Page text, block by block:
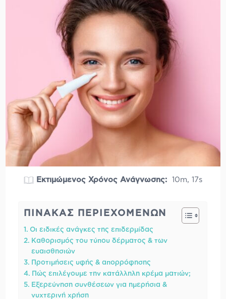
Εκτιμώμενος Χρόνος Ανάγνωσης: 10m, 17s
ΠΊΝΑΚΑΣ ΠΕΡΙΕΧΟΜΈΝΩΝ
Οι ειδικές ανάγκες της επιδερμίδας
Καθορισμός του τύπου δέρματος & των
ευαισθησιών
Προτιμήσεις υφής & απορρόφησης
Πώς επιλέγουμε την κατάλληλη κρέμα ματιών;
Εξερεύνηση συνθέσεων για ημερήσια &
νυχτερινή χρήση